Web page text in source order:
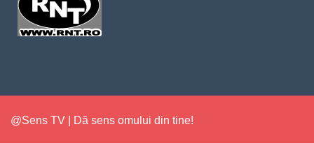
@Sens TV | Dă sens omului din tine!